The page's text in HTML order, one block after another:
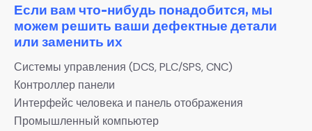
Если вам что-нибудь понадобится, мы
можем решить ваши дефектные детали
или заменить их
Системы управления (DCS, PLC/SPS, CNC)
Контроллер панели
Интерфейс человека и панель отображения
Промышленный компьютер